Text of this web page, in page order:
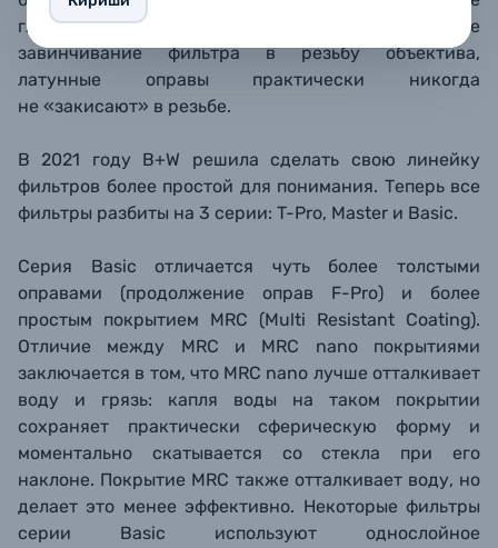
гладкая поверхность гарантирует легкое
завинчивание фильтра в резьбу объектива,
латунные оправы практически никогда
не «закисают» в резьбе.
В 2021 году B+W решила сделать свою линейку
фильтров более простой для понимания. Теперь все
фильтры разбиты на 3 серии: T-Pro, Master и Basic.
Серия Basic отличается чуть более толстыми
оправами (продолжение оправ F-Pro) и более
простым покрытием MRC (Multi Resistant Coating).
Отличие между MRC и MRC nano покрытиями
заключается в том, что MRC nano лучше отталкивает
воду и грязь: капля воды на таком покрытии
сохраняет практически сферическую форму и
моментально скатывается со стекла при его
наклоне. Покрытие MRC также отталкивает воду, но
делает это менее эффективно. Некоторые фильтры
серии Basic используют однослойное